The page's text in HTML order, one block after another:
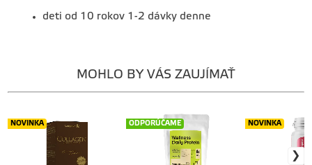
deti od 10 rokov 1-2 dávky denne
MOHLO BY VÁS ZAUJÍMAŤ
NOVINKA ODPORÚČAME NOVINKA